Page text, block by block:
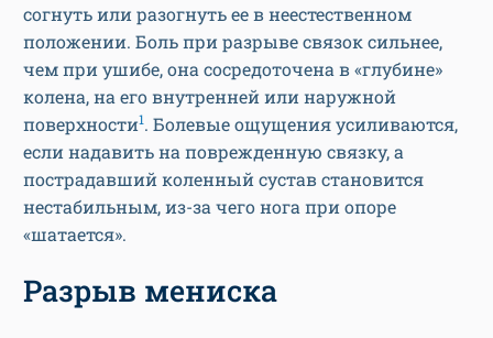
согнуть или разогнуть ее в неестественном
положении. Боль при разрыве связок сильнее,
чем при ушибе, она сосредоточена в «глубине»
колена, на его внутренней или наружной
поверхности1. Болевые ощущения усиливаются,
если надавить на поврежденную связку, а
пострадавший коленный сустав становится
нестабильным, из-за чего нога при опоре
«шатается».
Разрыв мениска